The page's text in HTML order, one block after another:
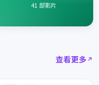
41 部影片
查看更多